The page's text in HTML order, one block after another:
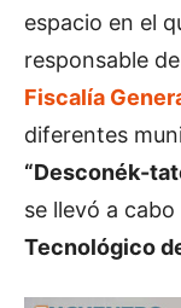
espacio en el
responsable
Fiscalía
diferentes
“Desconék-
se llevó a
Tecnológico